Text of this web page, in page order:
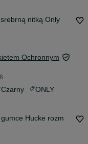
nitką Only
Ochronnym
Czarny ONLY
Hucke rozm